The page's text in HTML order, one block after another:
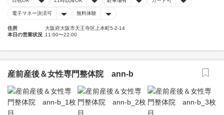
電子マネー決済可 無料体験
住所
大阪府大阪市天王寺区上本町5-2-14
本日の営業状況 11:00〜22:00
産前産後＆女性専門整体院 ann-b